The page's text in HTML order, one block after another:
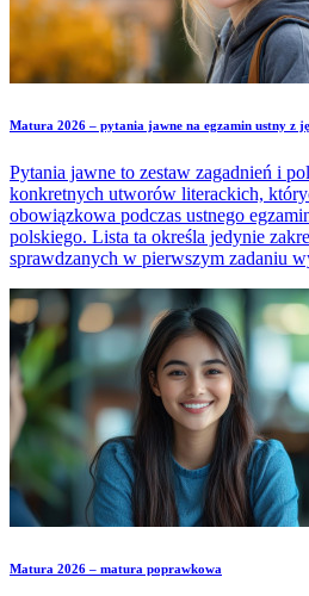
Matura 2026 – pytania jawne na egzamin ustny z
Pytania jawne to zestaw zagadnień i
konkretnych utworów literackich,
obowiązkowa podczas ustnego
polskiego. Lista ta określa jedynie
sprawdzanych w pierwszym zadaniu
Matura 2026 – matura poprawkowa